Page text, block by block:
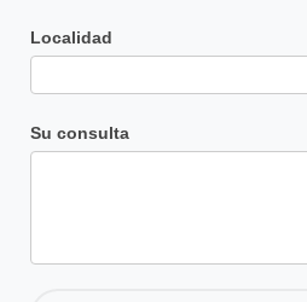
Localidad
Su consulta